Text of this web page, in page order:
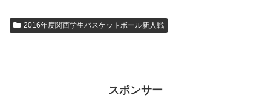
2016年度関西学生バスケットボール新人戦
スポンサー